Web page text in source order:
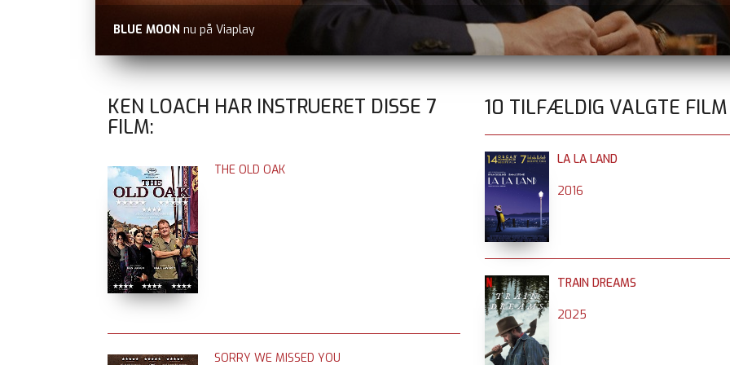
BLUE MOON nu på Viaplay
KEN LOACH HAR INSTRUERET DISSE 7
FILM:
THE OLD OAK
SORRY WE MISSED YOU
10 TILFÆLDIG VALGTE FILM
LA LA LAND
2016
TRAIN DREAMS
2025